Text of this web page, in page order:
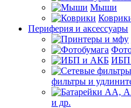
Мыши
Периферия и аксессуары
ИБП
фильтры и
и др.